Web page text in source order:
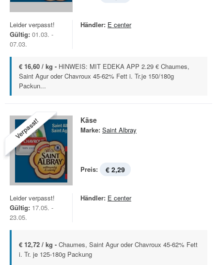
Leider verpasst!
Gültig: 01.03. -
07.03.
Händler: E center
€ 16,60 / kg - HINWEIS: MIT EDEKA APP 2.29 € Chaumes,
Saint Agur oder Chavroux 45-62% Fett i. Tr.je 150/180g
Packun...
Verpasst! Käse
Marke: Saint Albray
Preis: € 2,29
Leider verpasst!
Gültig: 17.05. -
23.05.
Händler: E center
€ 12,72 / kg - Chaumes, Saint Agur oder Chavroux 45-62% Fett
i. Tr. je 125-180g Packung